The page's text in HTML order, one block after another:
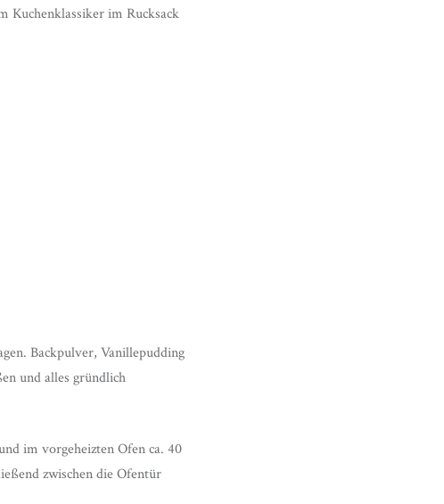
Kuchenklassiker im Rucksack
Backpulver, Vanillepudding
und alles gründlich
im vorgeheizten Ofen ca. 40
zwischen die Ofentür